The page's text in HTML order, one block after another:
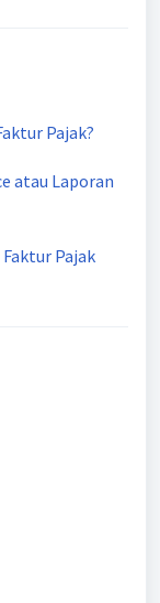
Pajak?
atau Laporan
Pajak